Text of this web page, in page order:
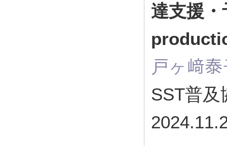
達支援
戸ヶ﨑泰
SST普